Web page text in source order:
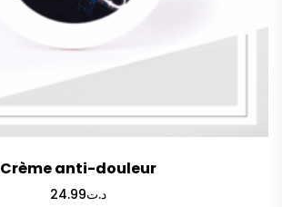
Crème anti-douleur
د.ت24.99